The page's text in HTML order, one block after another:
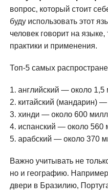
вопрос, который стоит
буду использовать этот
человек говорит на
практики и применения.
Топ-5 самых
английский — около
китайский (мандарин)
хинди — около 600
испанский — около 560
арабский — около 370
Важно учитывать не
но и географию.
двери в Бразилию,